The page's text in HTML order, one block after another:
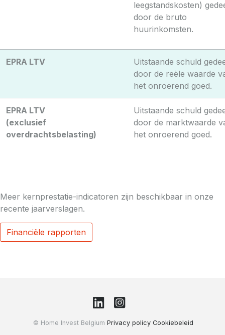
leegstandskosten)
door de bruto
huurinkomsten.
EPRA LTV
Uitstaande schuld
door de reële waarde
het onroerend goed.
EPRA LTV
(exclusief
overdrachtsbelasting)
Uitstaande schuld
door de marktwaarde
het onroerend goed.
Meer kernprestatie-indicatoren zijn beschikbaar in onze
recente jaarverslagen.
Financiële rapporten
© Home Invest Belgium Privacy policy Cookiebeleid